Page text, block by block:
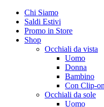
Chi Siamo
Saldi Estivi
Promo in Store
Shop
Occhiali da vista
Uomo
Donna
Bambino
Con Clip-on
Occhiali da sole
Uomo